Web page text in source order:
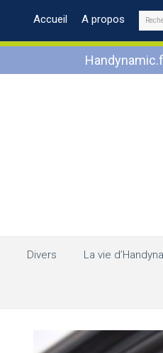
Accueil A propos
Divers La vie